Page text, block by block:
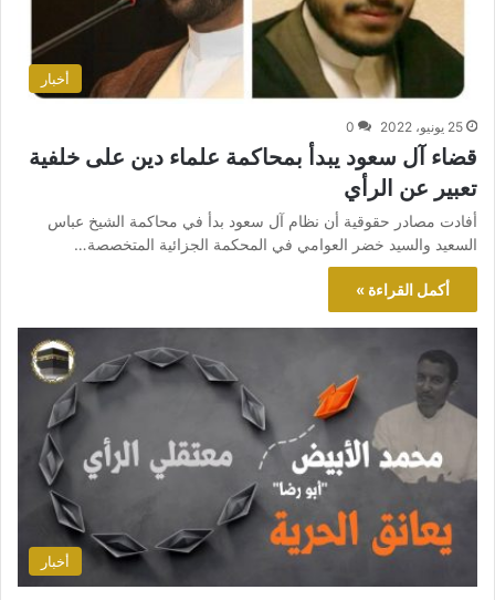
أخبار
25 يونيو، 2022 0
قضاء آل سعود يبدأ بمحاكمة علماء دين على خلفية
تعبير عن الرأي
أفادت مصادر حقوقية أن نظام آل سعود بدأ في محاكمة الشيخ عباس
السعيد والسيد خضر العوامي في المحكمة الجزائية المتخصصة…
أكمل القراءة »
أخبار